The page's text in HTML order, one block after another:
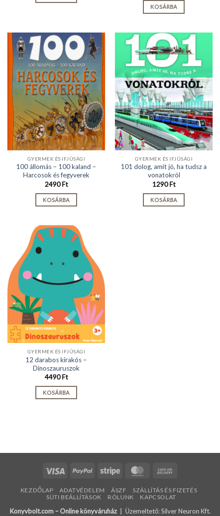
KOSÁRBA
GYERMEK ÉS IFJÚSÁGI
100 állomás – 100 kaland –
Harcosok és fegyverek
2490Ft
KOSÁRBA
GYERMEK ÉS IFJÚSÁGI
101 dolog, amit jó, ha tudsz a
vonatokról
1290Ft
KOSÁRBA
GYERMEK ÉS IFJÚSÁGI
12 darabos kirakós –
Dinoszauruszok
4490Ft
KOSÁRBA
Visa PayPal Stripe MasterCard
Delivery
KEZDŐLAP ADATVÉDELEM ÁSZF
SZÁLLÍTÁS ÉS FIZETÉS
SÜTI BEÁLLÍTÁSOK
RÓLUNK KAPCSOLAT
Konyvbolt.com – Online könyváruház| Üzemeltető: Silver Neuron Kft.